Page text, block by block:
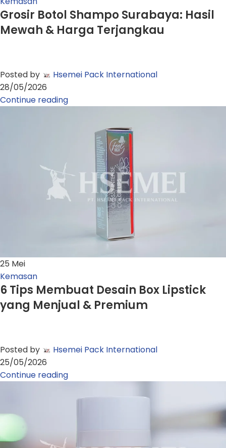
Grosir Botol Shampo Surabaya: Hasil
Mewah & Harga Terjangkau
Posted by
Hsemei Pack International
28/05/2026
Continue reading
25 Mei
Kemasan
6 Tips Membuat Desain Box Lipstick
yang Menjual & Premium
Posted by
Hsemei Pack International
25/05/2026
Continue reading